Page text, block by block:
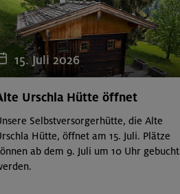
15. Juli 2026
Urschla Hütte öffnet
Selbstversorgerhütte, die Alte
Hütte, öffnet am 15. Juli. Plätze
ab dem 9. Juli um 10 Uhr gebucht